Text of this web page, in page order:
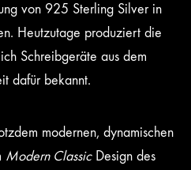
von 925 Sterling Silver in
Heutzutage produziert die
Schreibgeräte aus dem
dafür bekannt.
modernen, dynamischen
Modern ClassicDesign des